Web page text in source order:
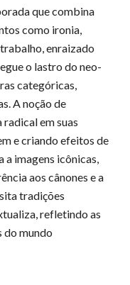
que combina
como ironia,
enraizado
o lastro do neo-
categóricas,
A noção de
em suas
e criando efeitos de
a imagens icônicas,
aos cânones e a
tradições
refletindo as
do mundo